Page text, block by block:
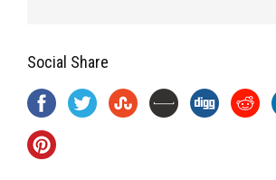
Social Share